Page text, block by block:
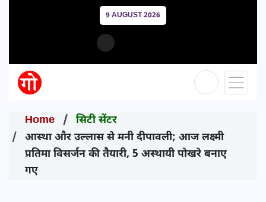
9 AUGUST 2026
Home
सिटी सेंटर
आस्था और उल्लास से मनी दीपावली; आज लक्ष्मी
प्रतिमा विसर्जन की तैयारी, 5 अस्थायी पोखरे बनाए
गए